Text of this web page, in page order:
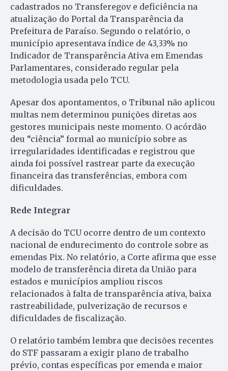
cadastrados no Transferegov e deficiência na
atualização do Portal da Transparência da
Prefeitura de Paraíso. Segundo o relatório, o
município apresentava índice de 43,33% no
Indicador de Transparência Ativa em Emendas
Parlamentares, considerado regular pela
metodologia usada pelo TCU.
Apesar dos apontamentos, o Tribunal não aplicou
multas nem determinou punições diretas aos
gestores municipais neste momento. O acórdão
deu “ciência” formal ao município sobre as
irregularidades identificadas e registrou que
ainda foi possível rastrear parte da execução
financeira das transferências, embora com
dificuldades.
Rede Integrar
A decisão do TCU ocorre dentro de um contexto
nacional de endurecimento do controle sobre as
emendas Pix. No relatório, a Corte afirma que esse
modelo de transferência direta da União para
estados e municípios ampliou riscos
relacionados à falta de transparência ativa, baixa
rastreabilidade, pulverização de recursos e
dificuldades de fiscalização.
O relatório também lembra que decisões recentes
do STF passaram a exigir plano de trabalho
prévio, contas específicas por emenda e maior